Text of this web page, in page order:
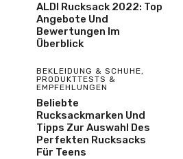
ALDI Rucksack 2022: Top
Angebote Und
Bewertungen Im
Überblick
BEKLEIDUNG & SCHUHE,
PRODUKTTESTS &
EMPFEHLUNGEN
Beliebte
Rucksackmarken Und
Tipps Zur Auswahl Des
Perfekten Rucksacks
Für Teens